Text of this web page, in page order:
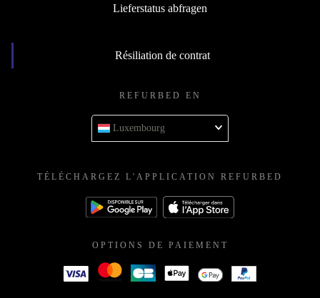
Lieferstatus abfragen
Résiliation de contrat
REFURBED EN
Luxembourg
TÉLÉCHARGEZ L'APPLICATION REFURBED
OPTIONS DE PAIEMENT